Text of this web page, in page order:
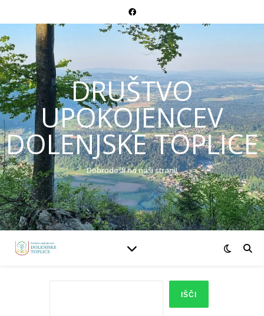
DRUŠTVO
UPOKOJENCEV
DOLENJSKE TOPLICE
Dobrodošli na naši strani!
IŠČI